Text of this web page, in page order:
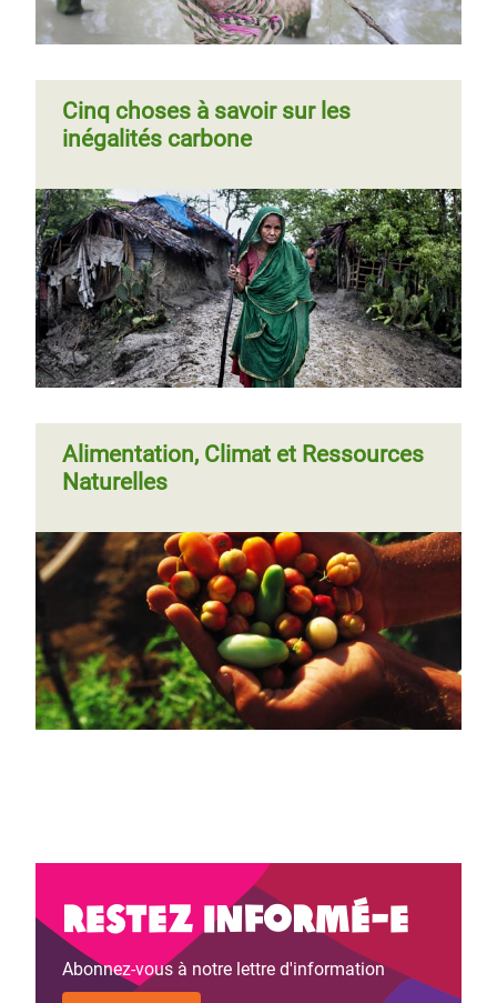
Combattre les inégalités des
émissions de CO2 dans l’Union
Pagination Page 1Page
suivante
››
Cinq choses à savoir sur les
inégalités carbone
Alimentation, Climat et Ressources
Naturelles
Restez informé-e
Abonnez-vous à notre lettre d'information